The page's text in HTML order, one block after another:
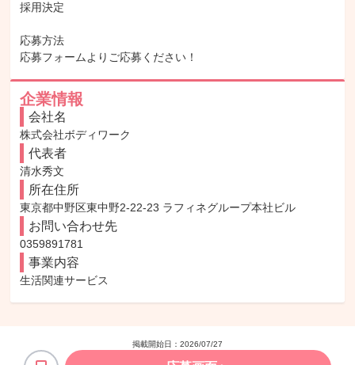
採用決定
応募方法
応募フォームよりご応募ください！
企業情報
会社名
株式会社ボディワーク
代表者
清水秀文
所在住所
東京都中野区東中野2-22-23 ラフィネグループ本社ビル
お問い合わせ先
0359891781
事業内容
生活関連サービス
掲載開始日： 2026/07/27